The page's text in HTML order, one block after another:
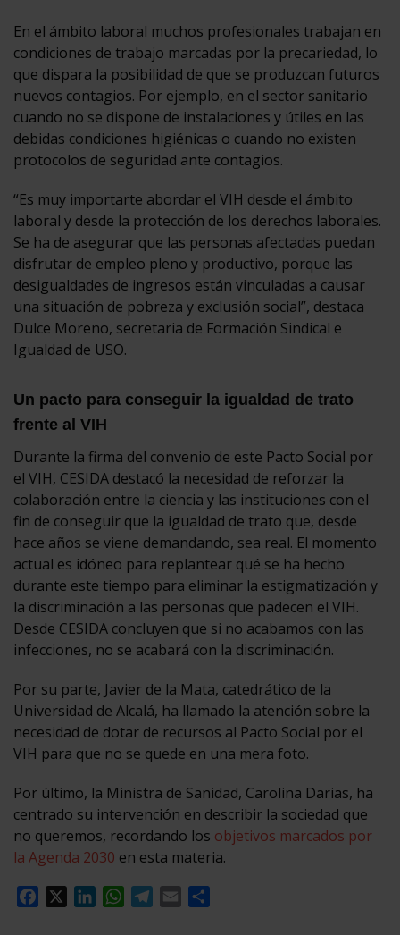
En el ámbito laboral muchos profesionales trabajan en
condiciones de trabajo marcadas por la precariedad, lo
que dispara la posibilidad de que se produzcan futuros
nuevos contagios. Por ejemplo, en el sector sanitario
cuando no se dispone de instalaciones y útiles en las
debidas condiciones higiénicas o cuando no existen
protocolos de seguridad ante contagios.
“Es muy importarte abordar el VIH desde el ámbito
laboral y desde la protección de los derechos laborales.
Se ha de asegurar que las personas afectadas puedan
disfrutar de empleo pleno y productivo, porque las
desigualdades de ingresos están vinculadas a causar
una situación de pobreza y exclusión social”, destaca
Dulce Moreno, secretaria de Formación Sindical e
Igualdad de USO.
Un pacto para conseguir la igualdad de trato
frente al VIH
Durante la firma del convenio de este Pacto Social por
el VIH, CESIDA destacó la necesidad de reforzar la
colaboración entre la ciencia y las instituciones con el
fin de conseguir que la igualdad de trato que, desde
hace años se viene demandando, sea real. El momento
actual es idóneo para replantear qué se ha hecho
durante este tiempo para eliminar la estigmatización y
la discriminación a las personas que padecen el VIH.
Desde CESIDA concluyen que si no acabamos con las
infecciones, no se acabará con la discriminación.
Por su parte, Javier de la Mata, catedrático de la
Universidad de Alcalá, ha llamado la atención sobre la
necesidad de dotar de recursos al Pacto Social por el
VIH para que no se quede en una mera foto.
Por último, la Ministra de Sanidad, Carolina Darias, ha
centrado su intervención en describir la sociedad que
no queremos, recordando los objetivos marcados por
la Agenda 2030 en esta materia.
Facebook
LinkedInWhatsApp
Telegram
Email